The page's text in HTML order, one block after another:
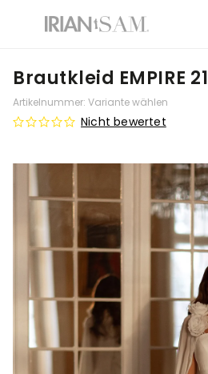
Brautkleid EMPIRE 21
Artikelnummer: Variante wählen
Nicht bewertet